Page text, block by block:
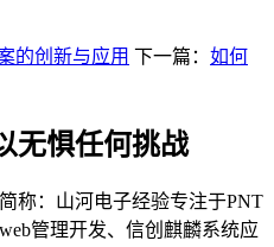
的创新与应用 下一篇： 如何
无惧任何挑战
称：山河电子经验专注于PNT
管理开发、信创麒麟系统应